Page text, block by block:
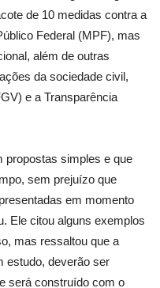
de 10 medidas contra a
Federal (MPF), mas
além de outras
da sociedade civil,
e a Transparência
propostas simples e que
sem prejuízo que
em momento
Ele citou alguns exemplos
mas ressaltou que a
estudo, deverão ser
será construído com o